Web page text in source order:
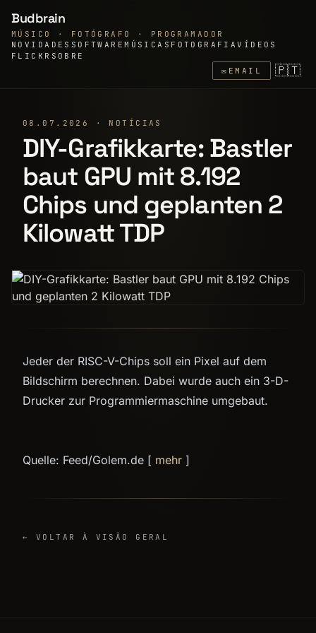
Budbrain
MÚSICO · FOTÓGRAFO · PROGRAMADOR
NOVIDADES SOFTWAREMÚSICAS FOTOGRAFIAVÍDEOS
FLICKR SOBRE
✉ EMAIL 🇵🇹
08.07.2026 · NOTÍCIAS
DIY-Grafikkarte: Bastler
baut GPU mit 8.192
Chips und geplanten 2
Kilowatt TDP
Jeder der RISC-V-Chips soll ein Pixel auf dem
Bildschirm berechnen. Dabei wurde auch ein 3-D-
Drucker zur Programmiermaschine umgebaut.
Quelle: Feed/Golem.de [ mehr ]
← VOLTAR À VISÃO GERAL